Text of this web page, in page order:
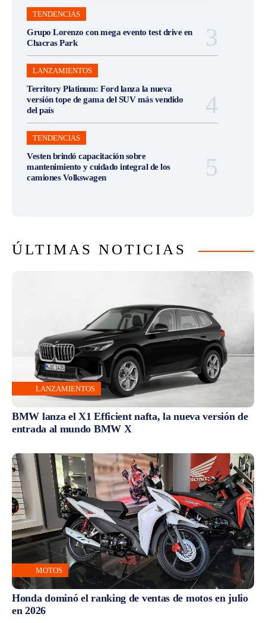
TENDENCIAS
Grupo Lorenzo con mega evento test drive en
Chacras Park
LANZAMIENTOS
Territory Platinum: Ford lanza la nueva
versión tope de gama del SUV más vendido
del país
TENDENCIAS
Vesten brindó capacitación sobre
mantenimiento y cuidado integral de los
camiones Volkswagen
ÚLTIMAS NOTICIAS
LANZAMIENTOS
BMW lanza el X1 Efficient nafta, la nueva versión de
entrada al mundo BMW X
MOTOS
Honda dominó el ranking de ventas de motos en julio
en 2026